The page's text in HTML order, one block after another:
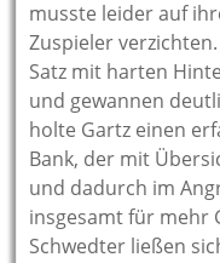
musste leider auf
Zuspieler
Satz mit harten
und gewannen
holte Gartz einen
Bank, der mit
und dadurch im
insgesamt für mehr
Schwedter ließen